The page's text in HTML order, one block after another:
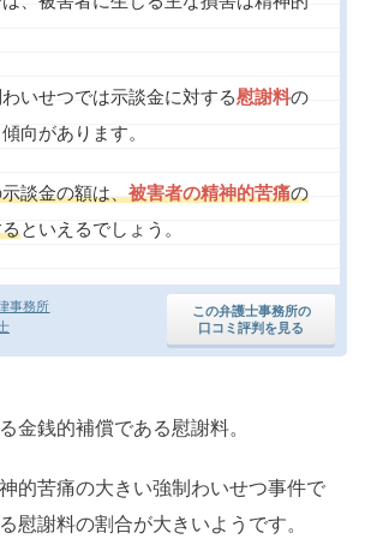
事務所
この弁護士事務所の
口コミ評判を見る
いせつでは示談金に対する慰謝料の
向があります。
談金の額は、被害者の精神的苦痛の
といえるでしょう。
金銭的補償である慰謝料。
的苦痛の大きい強制わいせつ事件で
慰謝料の割合が大きいようです。